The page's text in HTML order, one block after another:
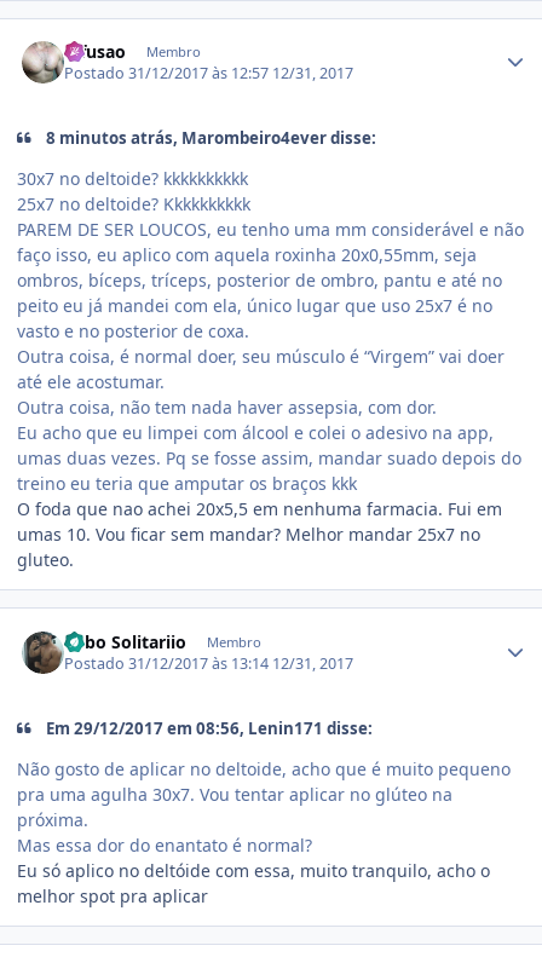
difusao Membro
Postado31/12/2017 às 12:57 12/31, 2017
8 minutos atrás, Marombeiro4ever disse:
30x7 no deltoide? kkkkkkkkkk
25x7 no deltoide? Kkkkkkkkkk
PAREM DE SER LOUCOS, eu tenho uma mm considerável e não
faço isso, eu aplico com aquela roxinha 20x0,55mm, seja
ombros, bíceps, tríceps, posterior de ombro, pantu e até no
peito eu já mandei com ela, único lugar que uso 25x7 é no
vasto e no posterior de coxa.
Outra coisa, é normal doer, seu músculo é “Virgem” vai doer
até ele acostumar.
Outra coisa, não tem nada haver assepsia, com dor.
Eu acho que eu limpei com álcool e colei o adesivo na app,
umas duas vezes. Pq se fosse assim, mandar suado depois do
treino eu teria que amputar os braços kkk
O foda que nao achei 20x5,5 em nenhuma farmacia. Fui em
umas 10. Vou ficar sem mandar? Melhor mandar 25x7 no
gluteo.
Lobo Solitariio Membro
Postado31/12/2017 às 13:14 12/31, 2017
Em 29/12/2017 em 08:56, Lenin171 disse:
Não gosto de aplicar no deltoide, acho que é muito pequeno
pra uma agulha 30x7. Vou tentar aplicar no glúteo na
próxima.
Mas essa dor do enantato é normal?
Eu só aplico no deltóide com essa, muito tranquilo, acho o
melhor spot pra aplicar